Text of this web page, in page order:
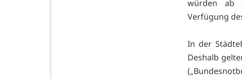
würden ab
Verfügung
In der
Deshalb